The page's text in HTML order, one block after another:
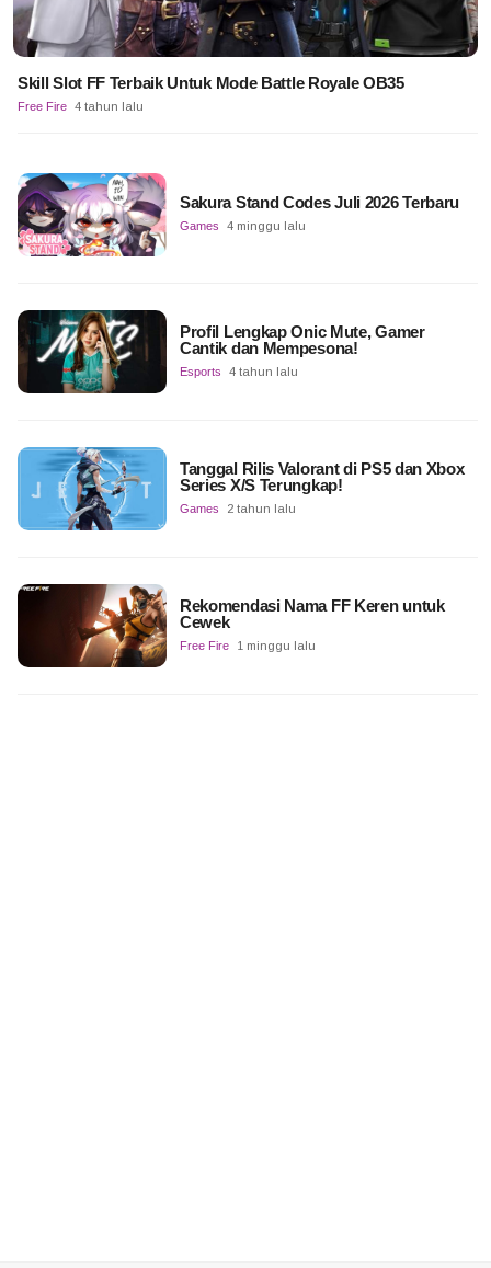
Skill Slot FF Terbaik Untuk Mode Battle Royale OB35
Free Fire 4 tahun lalu
Sakura Stand Codes Juli 2026 Terbaru
Games 4 minggu lalu
Profil Lengkap Onic Mute, Gamer
Cantik dan Mempesona!
Esports 4 tahun lalu
Tanggal Rilis Valorant di PS5 dan Xbox
Series X/S Terungkap!
Games 2 tahun lalu
Rekomendasi Nama FF Keren untuk
Cewek
Free Fire 1 minggu lalu